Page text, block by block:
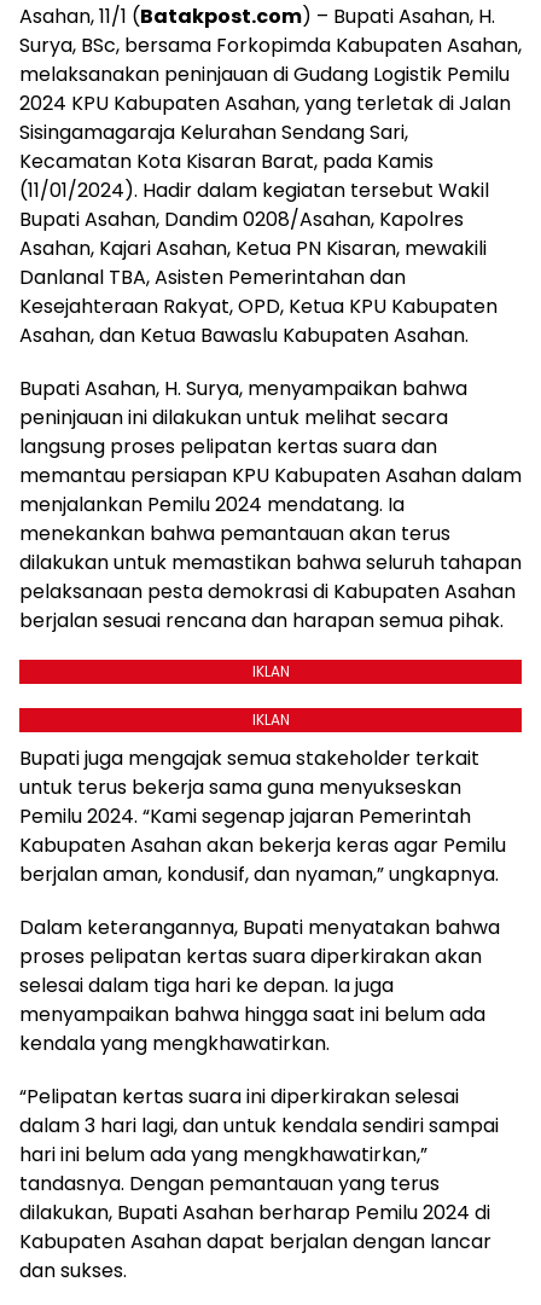
Asahan, 11/1 (Batakpost.com) – Bupati Asahan, H.
Surya, BSc, bersama Forkopimda Kabupaten Asahan,
melaksanakan peninjauan di Gudang Logistik Pemilu
2024 KPU Kabupaten Asahan, yang terletak di Jalan
Sisingamagaraja Kelurahan Sendang Sari,
Kecamatan Kota Kisaran Barat, pada Kamis
(11/01/2024). Hadir dalam kegiatan tersebut Wakil
Bupati Asahan, Dandim 0208/Asahan, Kapolres
Asahan, Kajari Asahan, Ketua PN Kisaran, mewakili
Danlanal TBA, Asisten Pemerintahan dan
Kesejahteraan Rakyat, OPD, Ketua KPU Kabupaten
Asahan, dan Ketua Bawaslu Kabupaten Asahan.
Bupati Asahan, H. Surya, menyampaikan bahwa
peninjauan ini dilakukan untuk melihat secara
langsung proses pelipatan kertas suara dan
memantau persiapan KPU Kabupaten Asahan dalam
menjalankan Pemilu 2024 mendatang. Ia
menekankan bahwa pemantauan akan terus
dilakukan untuk memastikan bahwa seluruh tahapan
pelaksanaan pesta demokrasi di Kabupaten Asahan
berjalan sesuai rencana dan harapan semua pihak.
IKLAN
IKLAN
Bupati juga mengajak semua stakeholder terkait
untuk terus bekerja sama guna menyukseskan
Pemilu 2024. “Kami segenap jajaran Pemerintah
Kabupaten Asahan akan bekerja keras agar Pemilu
berjalan aman, kondusif, dan nyaman,” ungkapnya.
Dalam keterangannya, Bupati menyatakan bahwa
proses pelipatan kertas suara diperkirakan akan
selesai dalam tiga hari ke depan. Ia juga
menyampaikan bahwa hingga saat ini belum ada
kendala yang mengkhawatirkan.
“Pelipatan kertas suara ini diperkirakan selesai
dalam 3 hari lagi, dan untuk kendala sendiri sampai
hari ini belum ada yang mengkhawatirkan,”
tandasnya. Dengan pemantauan yang terus
dilakukan, Bupati Asahan berharap Pemilu 2024 di
Kabupaten Asahan dapat berjalan dengan lancar
dan sukses.